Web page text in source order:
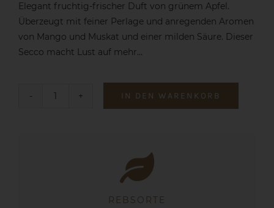
Elegant fruchtig-frischer Duft von grünem Apfel.
Überzeugt mit feiner Perlage und anregenden Aromen
von Mango und Muskat und einer milden Säure. Dieser
Secco macht Lust auf mehr…
IN DEN WARENKORB
REBSORTE